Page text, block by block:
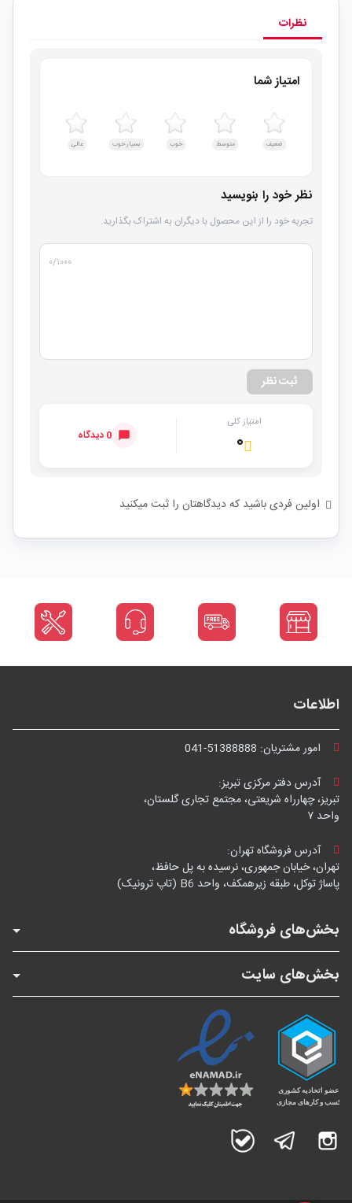
نظرات
امتیاز شما
ضعیف متوسط خوب بسیار خوب عالی
نظر خود را بنویسید
تجربه خود را از این محصول با دیگران به اشتراک بگذارید.
۰/۱۰۰۰
ثبت نظر
امتیاز کلی
۰ 0 دیدگاه
اولین فردی باشید که دیدگاهتان را ثبت میکنید
اطلاعات
امور مشتریان: 041-51388888
آدرس دفتر مرکزی تبریز:
تبریز، چهارراه شریعتی، مجتمع تجاری گلستان،
واحد ۷
آدرس فروشگاه تهران:
تهران، خیابان جمهوری، نرسیده به پل حافظ،
پاساژ توکل، طبقه زیرهمکف، واحد B6 (تاپ ترونیک)
بخش‌های فروشگاه
بخش‌های سایت
اینستاگرام تلگرام